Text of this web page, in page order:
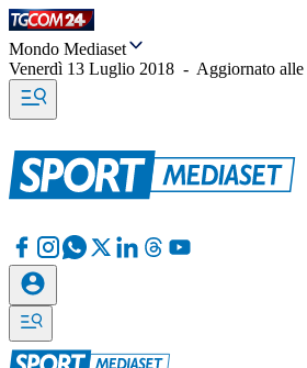
Mondo Mediaset
Venerdì 13 Luglio 2018 - Aggiornato alle